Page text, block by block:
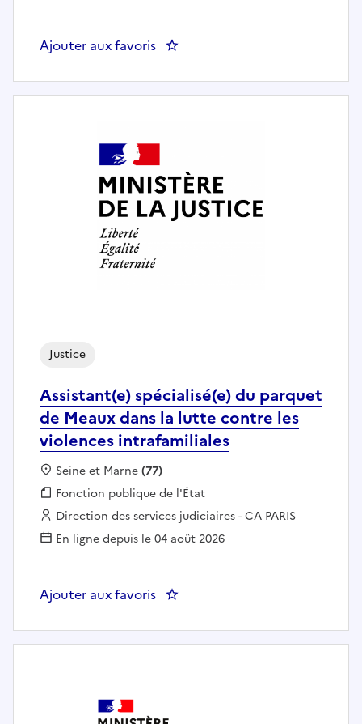
Ajouter aux favoris : ERGOTHERAPEUTE (F.H)
Assistant(e) spécialisé(e) du parquet
de Meaux dans la lutte contre les
violences intrafamiliales
Justice
Localisation :
Seine et Marne(77)
Fonction publique :
Fonction publique de l'État
Employeur :
Direction des services judiciaires - CA PARIS
En ligne depuis le 04 août 2026
Ajouter aux favoris : Assistant(e) spécialisé(e) du